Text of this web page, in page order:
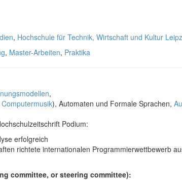
, Hochschule für Technik, Wirtschaft und Kultur
, Master-Arbeiten, Praktika
,
Computermusik), Automaten und Formale Sprachen,
Podium:
erfolgreich
richtete internationalen Programmierwettbewerb
committee, or steering committee):